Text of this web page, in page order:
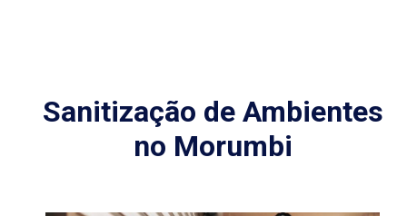
Sanitização de Ambientes
no Morumbi